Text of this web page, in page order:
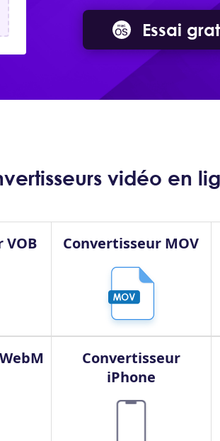
Essai
vidéo en
VOB Convertisseur MOV
Convertisseur
iPhone